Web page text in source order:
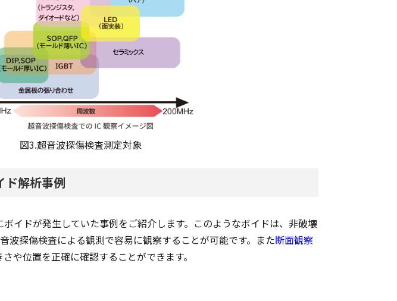
図3.超音波探傷検査測定対象
ド解析事例
イドが発生していた事例をご紹介します。このようなボイドは、非破壊
波探傷検査による観測で容易に観察することが可能です。また断面観察
や位置を正確に確認することができます。